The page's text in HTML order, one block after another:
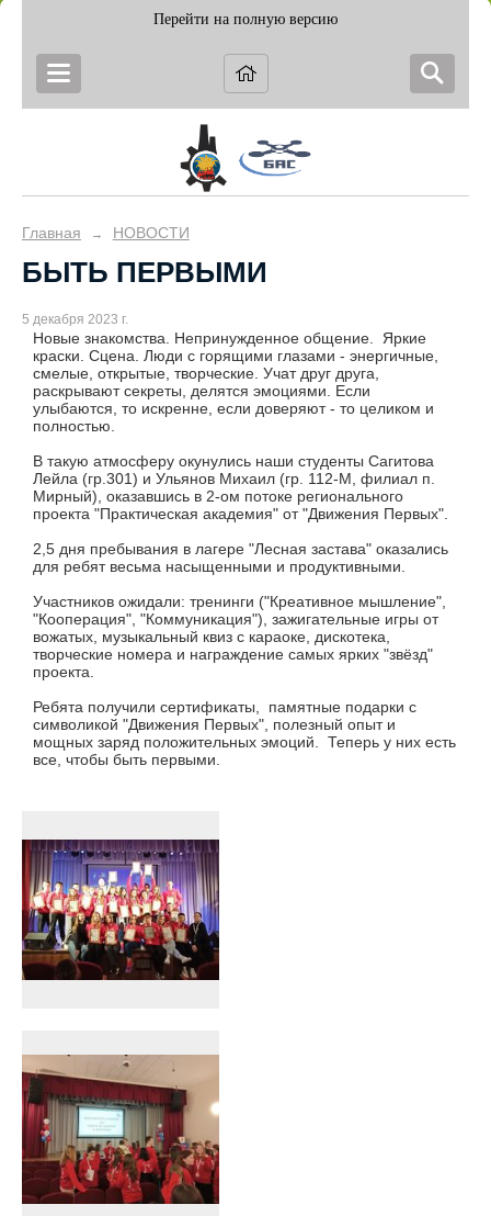
Перейти на полную версию
Главная → НОВОСТИ
БЫТЬ ПЕРВЫМИ
5 декабря 2023 г.
Новые знакомства. Непринужденное общение. Яркие
краски. Сцена. Люди с горящими глазами - энергичные,
смелые, открытые, творческие. Учат друг друга,
раскрывают секреты, делятся эмоциями. Если
улыбаются, то искренне, если доверяют - то целиком и
полностью.
В такую атмосферу окунулись наши студенты Сагитова
Лейла (гр.301) и Ульянов Михаил (гр. 112-М, филиал п.
Мирный), оказавшись в 2-ом потоке регионального
проекта "Практическая академия" от "Движения Первых".
2,5 дня пребывания в лагере "Лесная застава" оказались
для ребят весьма насыщенными и продуктивными.
Участников ожидали: тренинги ("Креативное мышление",
"Кооперация", "Коммуникация"), зажигательные игры от
вожатых, музыкальный квиз с караоке, дискотека,
творческие номера и награждение самых ярких "звёзд"
проекта.
Ребята получили сертификаты, памятные подарки с
символикой "Движения Первых", полезный опыт и
мощных заряд положительных эмоций. Теперь у них есть
все, чтобы быть первыми.